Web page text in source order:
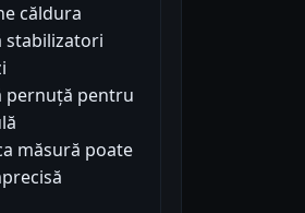
căldura
stabilizatori
pernuță pentru
măsură poate